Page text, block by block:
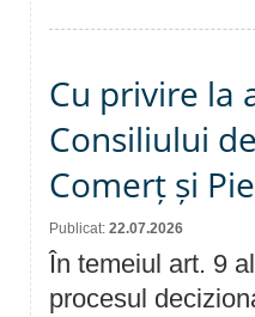
Cu privire la
Consiliului
Comerț și
Publicat: 22.07.2026
În temeiul art. 9
procesul